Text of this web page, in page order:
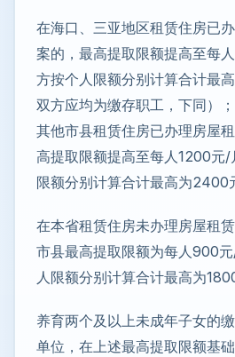
在海口、三亚地区租赁住房已
案的，最高提取限额提高至每
方按个人限额分别计算合计最
双方应均为缴存职工，下同）
其他市县租赁住房已办理房屋
高提取限额提高至每人1200元/
限额分别计算合计最高为2400
在本省租赁住房未办理房屋租
市县最高提取限额为每人900
人限额分别计算合计最高为
养育两个及以上未成年子女的
单位，在上述最高提取限额基